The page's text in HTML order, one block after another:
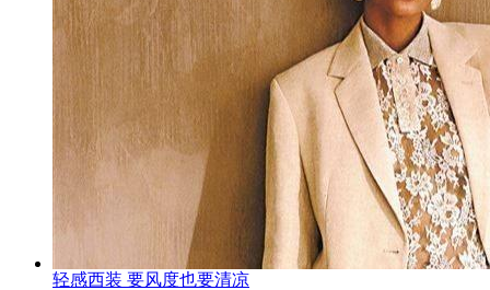
轻感西装 要风度也要清凉